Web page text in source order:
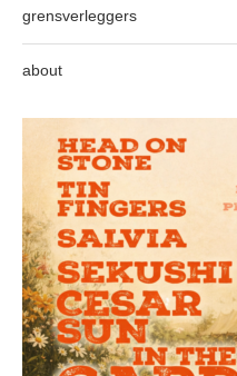
grensverleggers
about